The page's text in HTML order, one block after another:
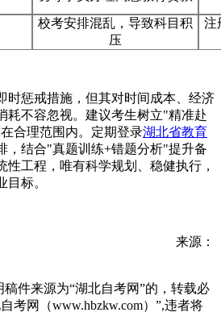
校考安排混乱，导致科目积
压
注
时惩戒措施，但其对时间成本、经济
耗不容忽视。建议考生树立"精准赴
合理范围内。定期登录湖北省教育
，结合"真题训练+错题分析"提升备
性工程，唯有科学规划、稳健执行，
标。
来源：
件来源为“湖北自考网”的，转载必
考网（www.hbzkw.com）”,违者将